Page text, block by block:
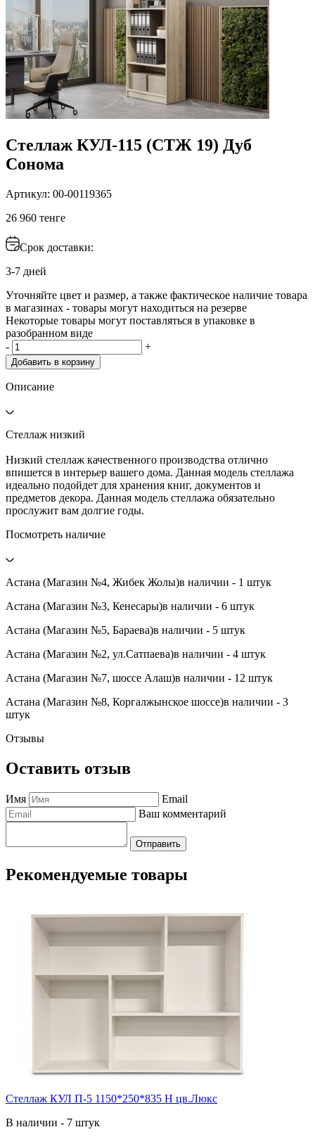
Стеллаж КУЛ-115 (СТЖ 19) Дуб
Сонома
Артикул: 00-00119365
26 960 тенге
Срок доставки:
3-7 дней
Уточняйте цвет и размер, а также фактическое наличие товара
в магазинах - товары могут находиться на резерве
Некоторые товары могут поставляться в упаковке в
разобранном виде
-
+
Добавить в корзину
Описание
Стеллаж низкий
Низкий стеллаж качественного производства отлично
впишется в интерьер вашего дома. Данная модель стеллажа
идеально подойдет для хранения книг, документов и
предметов декора. Данная модель стеллажа обязательно
прослужит вам долгие годы.
Посмотреть наличие
Астана (Магазин №4, Жибек Жолы)в наличии - 1 штук
Астана (Магазин №3, Кенесары)в наличии - 6 штук
Астана (Магазин №5, Бараева)в наличии - 5 штук
Астана (Магазин №2, ул.Сатпаева)в наличии - 4 штук
Астана (Магазин №7, шоссе Алаш)в наличии - 12 штук
Астана (Магазин №8, Коргалжынское шоссе)в наличии - 3
штук
Отзывы
Оставить отзыв
Имя
Email
Ваш комментарий
Отправить
Рекомендуемые товары
Стеллаж КУЛ П-5 1150*250*835 Н цв.Люкс
В наличии - 7 штук